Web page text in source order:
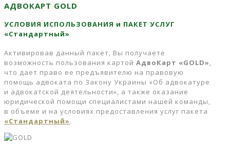
АДВОКАРТ GOLD
УСЛОВИЯ ИСПОЛЬЗОВАНИЯ и ПАКЕТ УСЛУГ
«Стандартный»
Активировав данный пакет, Вы получаете
возможность пользования картой АдвоКарт «GOLD»
что дает право ее предъявителю на правовую
помощь адвоката по Закону Украины «Об адвокатуре
и адвокатской деятельности», а также оказание
юридической помощи специалистами нашей команды,
в объеме и на условиях предоставления услуг пакета
«Стандартный».